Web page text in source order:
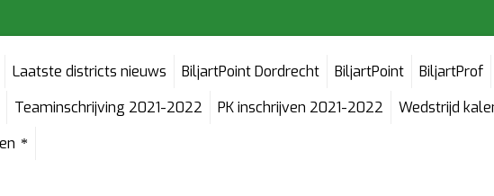
Laatste districts nieuws BiljartPoint Dordrecht BiljartPoint BiljartProf
Teaminschrijving 2021-2022 PK inschrijven 2021-2022
Wedstrijd